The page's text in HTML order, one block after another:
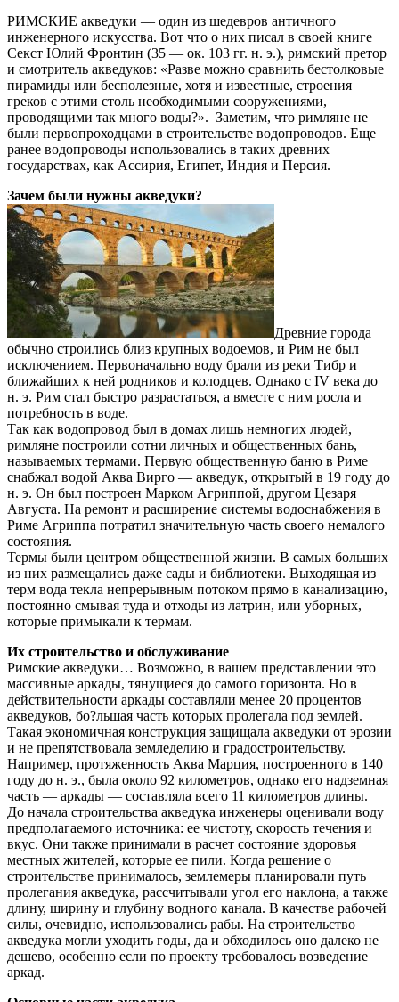
РИМСКИЕ акведуки — один из шедевров античного
инженерного искусства. Вот что о них писал в своей книге
Секст Юлий Фронтин (35 — ок. 103 гг. н. э.), римский претор
и смотритель акведуков: «Разве можно сравнить бестолковые
пирамиды или бесполезные, хотя и известные, строения
греков с этими столь необходимыми сооружениями,
проводящими так много воды?». Заметим, что римляне не
были первопроходцами в строительстве водопроводов. Еще
ранее водопроводы использовались в таких древних
государствах, как Ассирия, Египет, Индия и Персия.
Зачем были нужны акведуки?
Древние города
обычно строились близ крупных водоемов, и Рим не был
исключением. Первоначально воду брали из реки Тибр и
ближайших к ней родников и колодцев. Однако с IV века до
н. э. Рим стал быстро разрастаться, а вместе с ним росла и
потребность в воде.
Так как водопровод был в домах лишь немногих людей,
римляне построили сотни личных и общественных бань,
называемых термами. Первую общественную баню в Риме
снабжал водой Аква Вирго — акведук, открытый в 19 году до
н. э. Он был построен Марком Агриппой, другом Цезаря
Августа. На ремонт и расширение системы водоснабжения в
Риме Агриппа потратил значительную часть своего немалого
состояния.
Термы были центром общественной жизни. В самых больших
из них размещались даже сады и библиотеки. Выходящая из
терм вода текла непрерывным потоком прямо в канализацию,
постоянно смывая туда и отходы из латрин, или уборных,
которые примыкали к термам.
Их строительство и обслуживание
Римские акведуки… Возможно, в вашем представлении это
массивные аркады, тянущиеся до самого горизонта. Но в
действительности аркады составляли менее 20 процентов
акведуков, бо?льшая часть которых пролегала под землей.
Такая экономичная конструкция защищала акведуки от эрозии
и не препятствовала земледелию и градостроительству.
Например, протяженность Аква Марция, построенного в 140
году до н. э., была около 92 километров, однако его надземная
часть — аркады — составляла всего 11 километров длины.
До начала строительства акведука инженеры оценивали воду
предполагаемого источника: ее чистоту, скорость течения и
вкус. Они также принимали в расчет состояние здоровья
местных жителей, которые ее пили. Когда решение о
строительстве принималось, землемеры планировали путь
пролегания акведука, рассчитывали угол его наклона, а также
длину, ширину и глубину водного канала. В качестве рабочей
силы, очевидно, использовались рабы. На строительство
акведука могли уходить годы, да и обходилось оно далеко не
дешево, особенно если по проекту требовалось возведение
аркад.